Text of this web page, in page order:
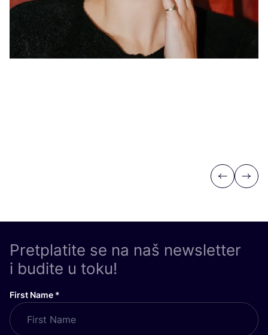
Previous
Next
Pretplatite se na naš newsletter
i budite u toku!
First Name *